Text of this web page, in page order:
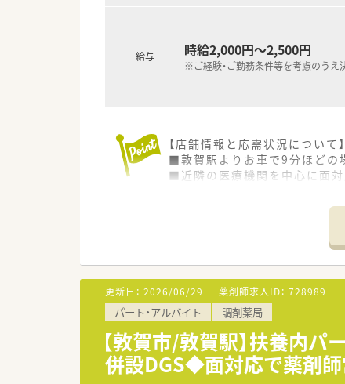
給与 時給2,000円～2,500円
※ご経験・ご勤務条件等を考慮のうえ
【店舗情報と応需状況について】
■敦賀駅よりお車で9分ほどの
■近隣の医療機関を中心に面対
■福井県敦賀市内に4店舗を展
■代表ご自身も現場に入って
■地域への貢献を最優先に考え
【職場環境と雰囲気】
■薬剤師と数名の事務スタッフ
■薬剤師と事務員がしっかり
■充実した設備環境の中で落ち
更新日： 2026/06/29 薬剤師求人ID： 728989
パート・アルバイト 調剤薬局
【敦賀市/敦賀駅】扶養内
併設DGS◆面対応で薬剤